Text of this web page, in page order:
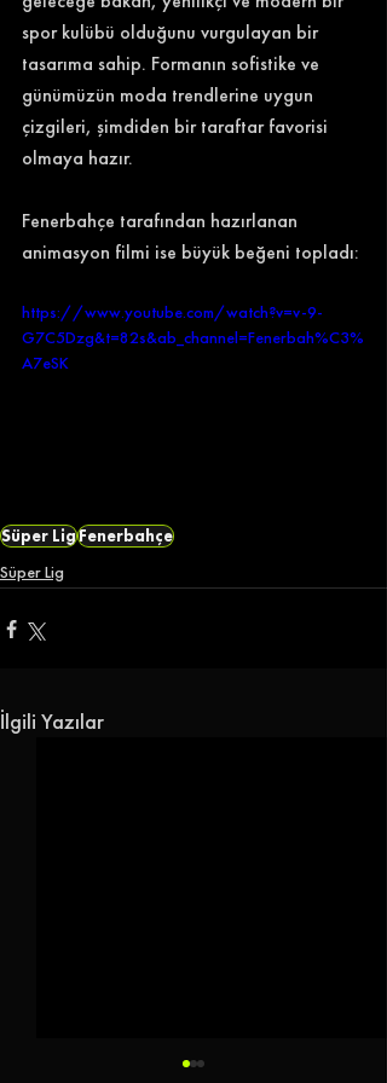
spor kulübü olduğunu vurgulayan bir
tasarıma sahip. Formanın sofistike ve
günümüzün moda trendlerine uygun
çizgileri, şimdiden bir taraftar favorisi
olmaya hazır.
Fenerbahçe tarafından hazırlanan
animasyon filmi ise büyük beğeni topladı:
https://www.youtube.com/watch?v=v-9-
G7C5Dzg&t=82s&ab_channel=Fenerbah%C3%
A7eSK
Süper LigFenerbahçe
Süper Lig
İlgili Yazılar